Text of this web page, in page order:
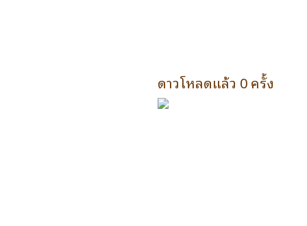
ดาวโหลดแล้ว 0 ครั้ง